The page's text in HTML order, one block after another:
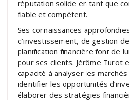
réputation solide en tant que
fiable et compétent.
Ses connaissances
d’investissement, de gestion
planification financière font de
pour ses clients. Jérôme Turot
capacité à analyser les marchés
identifier les opportunités
élaborer des stratégies